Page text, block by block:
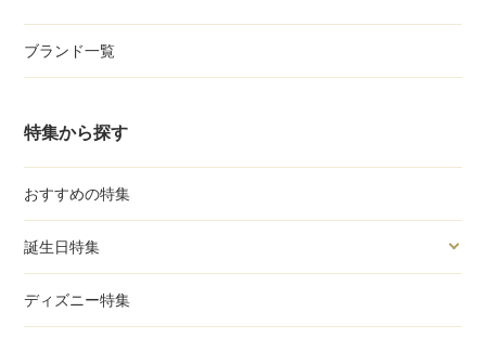
ブランド一覧
特集から探す
おすすめの特集
誕生日特集
ディズニー特集